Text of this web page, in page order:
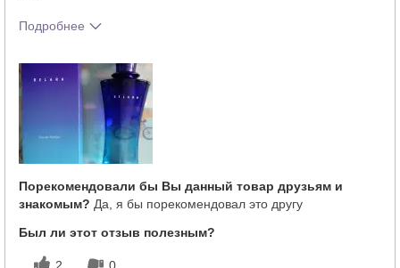
Подробнее
впечатления от аромата?
Насколько вам понравился аромат?
Порекомендовали бы Вы данный товар друзьям и
знакомым? Да, я бы порекомендовал это другу
Был ли этот отзыв полезным?
2 0